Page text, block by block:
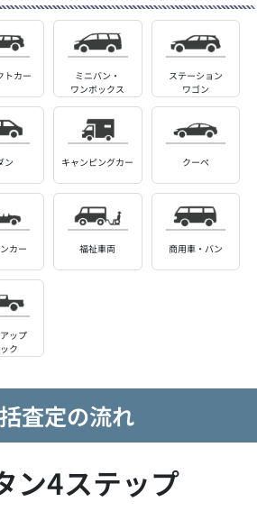
トカー
ミニバン・
ワンボックス
ステーション
ワゴン
ン キャンピングカー クーペ
カー 福祉車両 商用車・バン
ップ
ク
査定の流れ
ン4ステップ